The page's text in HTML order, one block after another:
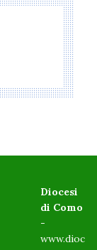
Diocesi
di Como
-
www.dioc